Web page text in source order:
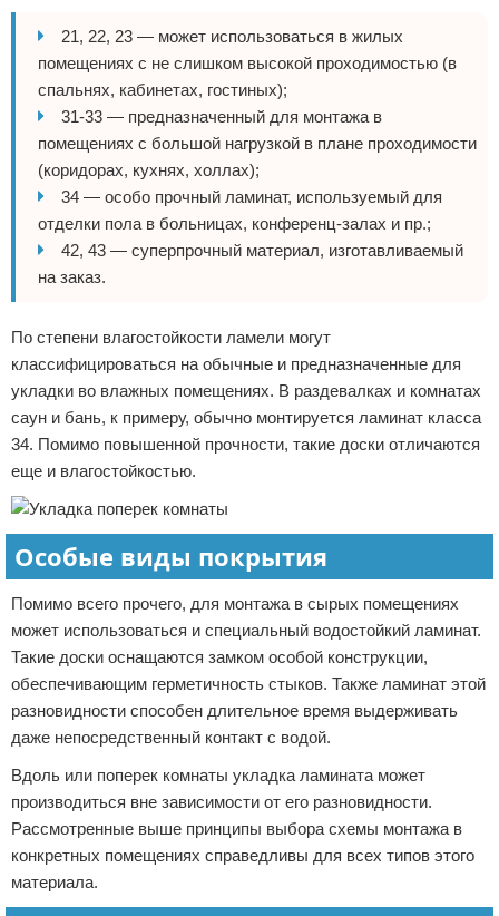
21, 22, 23 — может использоваться в жилых
помещениях с не слишком высокой проходимостью (в
спальнях, кабинетах, гостиных);
31-33 — предназначенный для монтажа в
помещениях с большой нагрузкой в плане проходимости
(коридорах, кухнях, холлах);
34 — особо прочный ламинат, используемый для
отделки пола в больницах, конференц-залах и пр.;
42, 43 — суперпрочный материал, изготавливаемый
на заказ.
По степени влагостойкости ламели могут
классифицироваться на обычные и предназначенные для
укладки во влажных помещениях. В раздевалках и комнатах
саун и бань, к примеру, обычно монтируется ламинат класса
34. Помимо повышенной прочности, такие доски отличаются
еще и влагостойкостью.
Особые виды покрытия
Помимо всего прочего, для монтажа в сырых помещениях
может использоваться и специальный водостойкий ламинат.
Такие доски оснащаются замком особой конструкции,
обеспечивающим герметичность стыков. Также ламинат этой
разновидности способен длительное время выдерживать
даже непосредственный контакт с водой.
Вдоль или поперек комнаты укладка ламината может
производиться вне зависимости от его разновидности.
Рассмотренные выше принципы выбора схемы монтажа в
конкретных помещениях справедливы для всех типов этого
материала.